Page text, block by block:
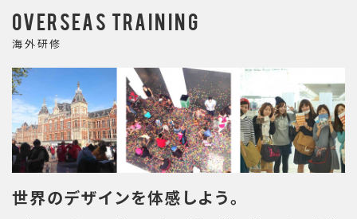
Overseas training
海外研修
世界のデザインを体感しよう。